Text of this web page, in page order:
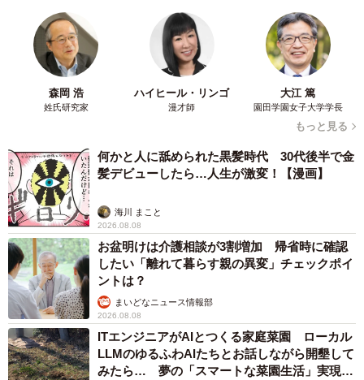
森岡 浩
姓氏研究家
ハイヒール・リンゴ
漫才師
大江 篤
園田学園女子大学学長
もっと見る
何かと人に舐められた黒髪時代 30代後半で金
髪デビューしたら…人生が激変！【漫画】
海川 まこと
2026.08.08
お盆明けは介護相談が3割増加 帰省時に確認
したい「離れて暮らす親の異変」チェックポイ
ントは？
まいどなニュース情報部
2026.08.08
ITエンジニアがAIとつくる家庭菜園 ローカル
LLMのゆるふわAIたちとお話しながら開墾して
みたら… 夢の「スマートな菜園生活」実現な